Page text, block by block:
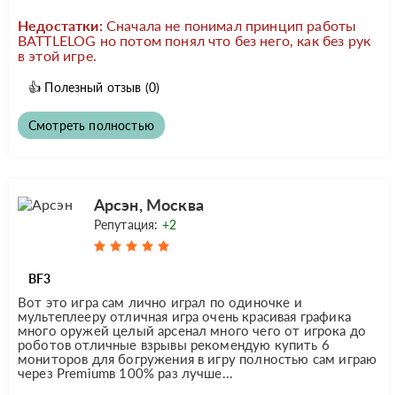
Недостатки: Сначала не понимал принцип работы
BATTLELOG но потом понял что без него, как без рук
в этой игре.
👍 Полезный отзыв (0)
Смотреть полностью
Арсэн, Москва
Репутация: +2
BF3
Вот это игра сам лично играл по одиночке и
мультеплееру отличная игра очень красивая графика
много оружей целый арсенал много чего от игрока до
роботов отличные взрывы рекомендую купить 6
мониторов для богружения в игру полностью сам играю
через Premiumв 100% раз лучше...